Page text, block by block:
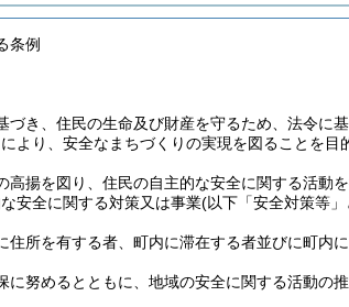
条例
づき、住民の生命及び財産を守るため、法令に
より、安全なまちづくりの実現を図ることを目
高揚を図り、住民の自主的な安全に関する活動
安全に関する対策又は事業(以下「安全対策等
住所を有する者、町内に滞在する者並びに町内
努めるとともに、地域の安全に関する活動の